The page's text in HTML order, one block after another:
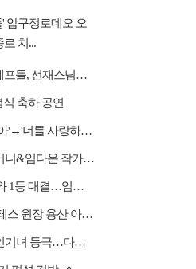
압구정로데오 오
로 치...
'어서와 한국은' 이탈리아 셰프들, 선재스님→라연 차도...
축하 공연
'전설의 사내' 장한별, '하늘아'→'너를 사랑하고도' 명...
'유퀴즈' 이은결·임봉근 할머니&임다운 작가·이승철, '...
'전설의 사내' 성리, 이루네와 1등 대결…임영웅 '보금...
'구해줘! 홈즈' 이모란 필라테스 원장 용산 아파트 방...
[종합] '합숙맞선2' 최정윤 인기녀 등극…다음주 마지막...